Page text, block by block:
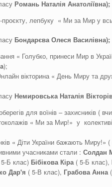
Романь Наталія Анатоліївна);
проєкту, лепбуку « Ми за Мир у
Бондарєва Олеся Василівна);
« Голубко, принеси Мир в
);
вікторина « День Миру та
Немировська Наталія
для воїнів – захисників (
« Ми за Мир!» у
« Діти України бажають Миру!»
учасниками стали : Солдан
Б клас) Бібікова Кіра( 5-Б клас),
Дар'я ( 5-В клас), Грабова Анна(